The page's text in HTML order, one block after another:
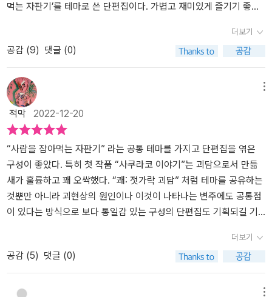
먹는 자판기’를 테마로 쓴 단편집이다. 가볍고 재미있게 즐기기 좋으
이면서도 통일감이 있어서 편안하게 읽을 수 있었다. ​-<사쿠라코 이
야기> 일본 여행을 떠난 한 가족. 벚꽃 성수기때 방문했기 때문에 숙
박비라도 아끼기 위해서 도시 외곽의 저렴한 숙박업소를 예약한다.
방문한 숙박업소 입구에 일본식 인형 자판기가 있었는데 딸이 계속해
서 인형을 뽑아달라고 투정을 부린다.<그들에게 무슨 일이> H역의
자판기인 ‘나’는 매일 저녁마다 자신에게 다정한 말을 해주며 물건을
채우고 관리해주는 사람에게 애정을 느끼게 된다. 특별할 것 없는 하
루하루가 지나가다 어느날 그는 ‘나’가 보는 앞에서 다른 사람들에게
공격을 당한다. <오란씨는 맛있다> 오늘따라 유난히 이상한 곳으로
향하려는 강아지를 달래며 힘겹게 산책을 하던 주인공은 분명 어제까
지는 못봤던 자판기를 발견하고 다가간다. 어떤 음료수를 마실까 고
민하고 있는데 묘령의 여자가 주인공에게 다가온다.<솔의 눈 뽑아 마
향에 혀를 차던 주인공의 바로 눈 앞에서 친구가 솔의눈을 뽑다 자판
기에게 잡아먹혔다. 충격과 슬픔에 빠져있던 주인공의 눈 앞에 친구
의 유령이 나타난다.<출근은 했는데, 퇴근을 안했대> 가‘족’같은 회사
에 입사한 주인공은 자판기에서 커피를 뽑아마시다 음료 투입구에서
더보기
공감 (9) 댓글 (0)
적막 2022-12-20
“사람을 잡아먹는 자판기” 라는 공통 테마를 가지고 단편집을 엮은
구성이 좋았다. 특히 첫 작품 “사쿠라코 이야기”는 괴담으로서 만듦
새가 훌륭하고 꽤 오싹했다. “쾌: 젓가락 괴담” 처럼 테마를 공유하는
것뿐만 아니라 괴현상의 원인이나 이것이 나타나는 변주에도 공통점
이 있다는 방식으로 보다 통일감 있는 구성의 단편집도 기획되길 기
더보기
공감 (5) 댓글 (0)